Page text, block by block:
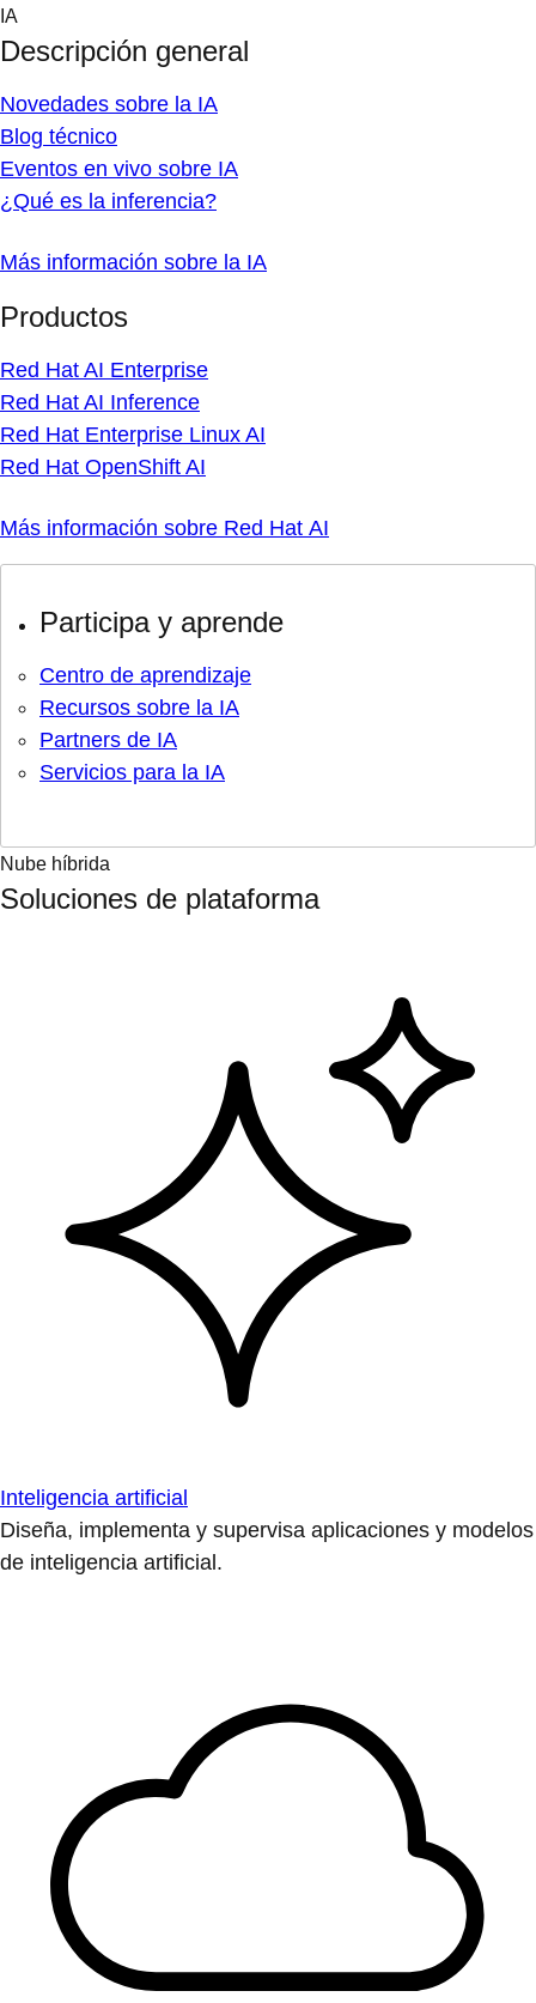
Skip
content
IA
Descripción general
Novedades sobre la IA
Blog técnico
Eventos en vivo sobre IA
¿Qué es la inferencia?
Más información sobre la IA
Productos
Red Hat AI Enterprise
Red Hat AI Inference
Red Hat Enterprise Linux AI
Red Hat OpenShift AI
Más información sobre Red Hat AI
Participa y aprende
Centro de aprendizaje
Recursos sobre la IA
Partners de IA
Servicios para la IA
Nube híbrida
Soluciones de plataforma
Inteligencia artificial
Diseña, implementa y supervisa aplicaciones y modelos
de inteligencia artificial.